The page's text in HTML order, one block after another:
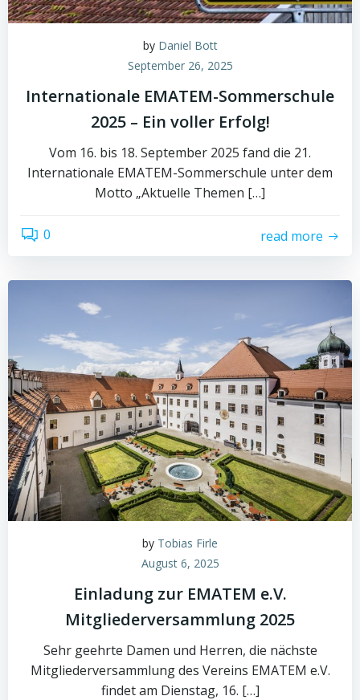
by Daniel Bott
September 26, 2025
Internationale EMATEM-Sommerschule
2025 – Ein voller Erfolg!
Vom 16. bis 18. September 2025 fand die 21.
Internationale EMATEM-Sommerschule unter dem
Motto „Aktuelle Themen […]
0 read more
by Tobias Firle
August 6, 2025
Einladung zur EMATEM e.V.
Mitgliederversammlung 2025
Sehr geehrte Damen und Herren, die nächste
Mitgliederversammlung des Vereins EMATEM e.V.
findet am Dienstag, 16. […]